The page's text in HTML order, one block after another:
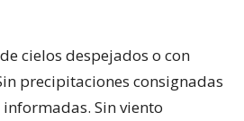
cielos despejados o con
precipitaciones consignadas
Sin viento